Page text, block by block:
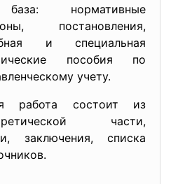
база: нормативные
постановления,
и специальная
пособия по
учету.
работа состоит из
части,
заключения, списка